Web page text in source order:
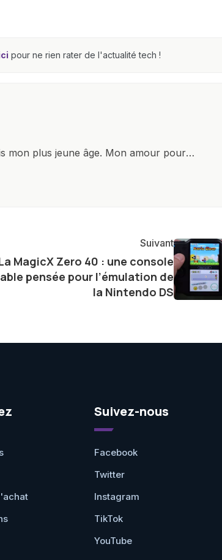
pour ne rien rater de l'actualité tech !
mon plus jeune âge. Mon amour pour
les dernières avancées dans
l'exploration constante des frontières
aux lecteurs un aperçu captivant de ce que
Suivant
MagicX Zero 40 : une console
pensée pour l’émulation de
la Nintendo DS
Suivez-nous
Facebook
Twitter
Instagram
TikTok
YouTube